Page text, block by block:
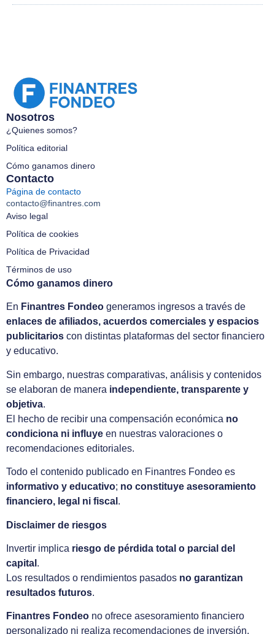
Nosotros
¿Quienes somos?
Política editorial
Cómo ganamos dinero
Contacto
Página de contacto
contacto@finantres.com
Aviso legal
Política de cookies
Política de Privacidad
Términos de uso
Cómo ganamos dinero
En Finantres Fondeo generamos ingresos a través de
enlaces de afiliados, acuerdos comerciales y espacios
publicitarios con distintas plataformas del sector financiero
y educativo.
Sin embargo, nuestras comparativas, análisis y contenidos
se elaboran de manera independiente, transparente y
objetiva.
El hecho de recibir una compensación económica no
condiciona ni influye en nuestras valoraciones o
recomendaciones editoriales.
Todo el contenido publicado en Finantres Fondeo es
informativo y educativo; no constituye asesoramiento
financiero, legal ni fiscal .
Disclaimer de riesgos
Invertir implica riesgo de pérdida total o parcial del
capital .
Los resultados o rendimientos pasados no garantizan
resultados futuros.
Finantres Fondeo no ofrece asesoramiento financiero
personalizado ni realiza recomendaciones de inversión.